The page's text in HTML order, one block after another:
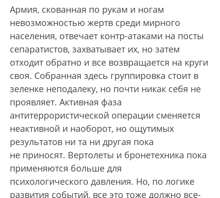
Армия, скованная по рукам и ногам
невозможностью жертв среди мирного
населения, отвечает контр-атаками на посты
сепаратистов, захватывает их, но затем
отходит обратно и все возвращается на круги
своя. Собранная здесь группировка стоит в
зеленке неподалеку, но почти никак себя не
проявляет. Активная фаза
антитеррористической операции сменяется
неактивной и наоборот, но ощутимых
результатов ни та ни другая пока
не приносят. Вертолеты и бронетехника пока
применяются больше для
психологического давления. Но, по логике
развития событий, все это тоже должно все-